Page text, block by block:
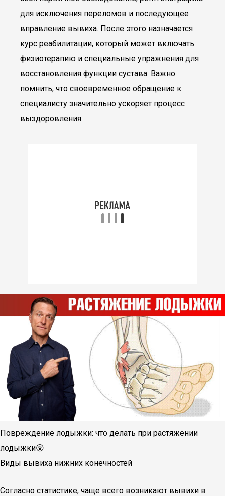
для исключения переломов и последующее
вправление вывиха. После этого назначается
курс реабилитации, который может включать
физиотерапию и специальные упражнения для
восстановления функции сустава. Важно
помнить, что своевременное обращение к
специалисту значительно ускоряет процесс
выздоровления.
Повреждение лодыжки: что делать при растяжении
лодыжки😲
Виды вывиха нижних конечностей
Согласно статистике, чаще всего возникают вывихи в